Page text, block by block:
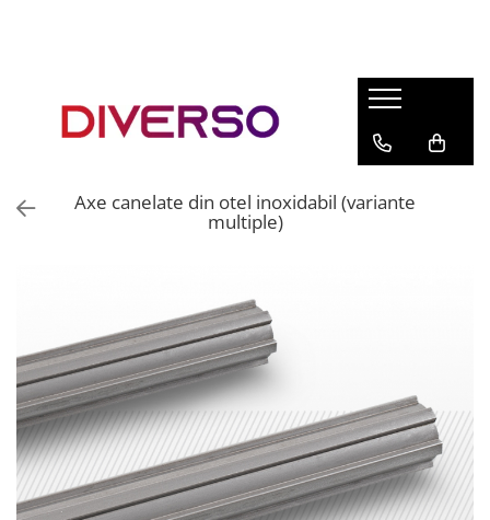
ASA
PMMA
MULTIMATERIAL
Axe canelate din otel inoxidabil (variante
multiple)